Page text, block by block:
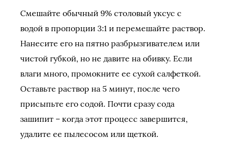
Смешайте обычный 9% столовый уксус с
водой в пропорции 3:1 и перемешайте раствор.
Нанесите его на пятно разбрызгивателем или
чистой губкой, но не давите на обивку. Если
влаги много, промокните ее сухой салфеткой.
Оставьте раствор на 5 минут, после чего
присыпьте его содой. Почти сразу сода
зашипит – когда этот процесс завершится,
удалите ее пылесосом или щеткой.